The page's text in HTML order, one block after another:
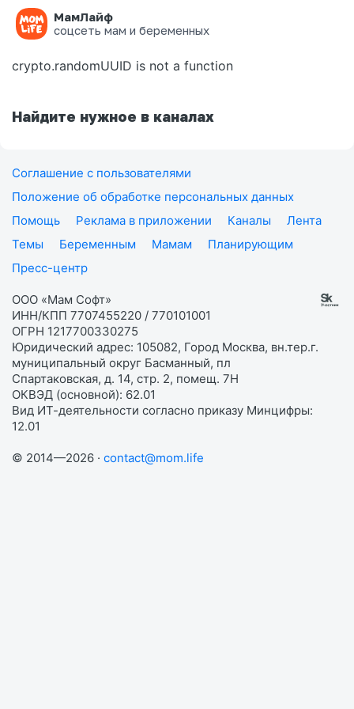
МамЛайф
соцсеть мам и беременных
Ошибка на странице
crypto.randomUUID is not a function
Найдите нужное в каналах
Соглашение с пользователями
Положение об обработке персональных данных
Помощь
Реклама в приложении Каналы
Лента
Темы
Беременным Мамам
Планирующим
Пресс-центр
ООО «Мам Софт»
ИНН/КПП 7707455220 / 770101001
ОГРН 1217700330275
Юридический адрес: 105082, Город Москва, вн.тер.г.
муниципальный округ Басманный, пл
Спартаковская, д. 14, стр. 2, помещ. 7Н
ОКВЭД (основной): 62.01
Вид ИТ-деятельности согласно приказу Минцифры:
12.01
© 2014—2026 · contact@mom.life